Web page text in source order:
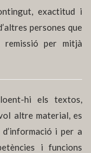
exactitud i
persones que
per mitjà
hi els textos,
altre material, es
i per a
i funcions